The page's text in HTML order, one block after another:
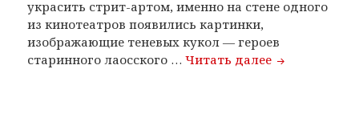
украсить стрит-артом, именно на стене одного
из кинотеатров появились картинки,
изображающие теневых кукол — героев
старинного лаосского …Читать далее Лаос.